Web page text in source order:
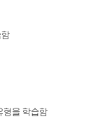
형을 학습함